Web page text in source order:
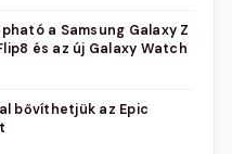
a Samsung Galaxy Z
és az új Galaxy Watch
bővíthetjük az Epic